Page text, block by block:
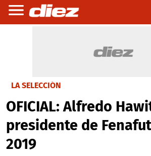
LA SELECCIÓN
OFICIAL: Alfredo
presidente de
2019